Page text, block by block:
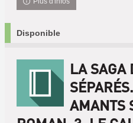
Disponible
LA SAGA
AMANTS